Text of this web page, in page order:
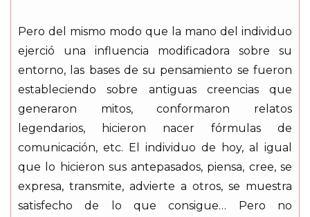
Pero del mismo modo que la mano del individuo
ejerció una influencia modificadora sobre su
entorno, las bases de su pensamiento se fueron
estableciendo sobre antiguas creencias que
generaron mitos, conformaron relatos
legendarios, hicieron nacer fórmulas de
comunicación, etc. El individuo de hoy, al igual
que lo hicieron sus antepasados, piensa, cree, se
expresa, transmite, advierte a otros, se muestra
satisfecho de lo que consigue… Pero no